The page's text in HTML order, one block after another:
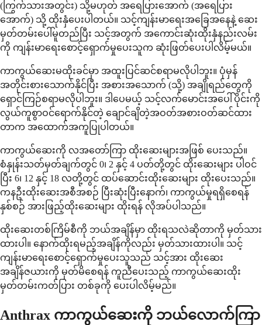
(ကြွက်သားအတွင်း) သို့မဟုတ် အရေပြားအောက် (အရေပြား
အောက်) သို့ ထိုးနှံပေးပါတယ်။ သင့်ကျန်းမာရေးအခြေအနေနဲ့ ဆေး
မှတ်တမ်းပေါ်မူတည်ပြီး သင့်အတွက် အကောင်းဆုံးထိုးနှံနည်းလမ်း
ကို ကျန်းမာရေးစောင့်ရှောက်မှုပေးသူက ဆုံးဖြတ်ပေးပါလိမ့်မယ်။
ကာကွယ်ဆေးမထိုးခင်မှာ အထူးပြင်ဆင်စရာမလိုပါဘူး။ ပုံမှန်
အတိုင်းစားသောက်နိုင်ပြီး အစားအသောက် (သို့) အချိုရည်တွေကို
ရှောင်ကြဉ်စရာမလိုပါဘူး။ ဒါပေမယ့် သင့်လက်မောင်းအပေါ်ပိုင်းကို
လွယ်ကူစွာဝင်ရောက်နိုင်တဲ့ ချောင်ချိတဲ့အဝတ်အစားဝတ်ဆင်ထား
တာက အထောက်အကူပြုပါတယ်။
ကာကွယ်ဆေးကို လအတော်ကြာ ထိုးဆေးများအဖြစ် ပေးသည်။
စံနှုန်းသတ်မှတ်ချက်တွင် 0၊ 2 နှင့် 4 ပတ်တို့တွင် ထိုးဆေးများ ပါဝင်
ပြီး 6၊ 12 နှင့် 18 လတို့တွင် ထပ်ဆောင်းထိုးဆေးများ ထိုးပေးသည်။
ကနဦးထိုးဆေးအစီအစဉ် ပြီးဆုံးပြီးနောက်၊ ကာကွယ်မှုရရှိစေရန်
နှစ်စဉ် အားဖြည့်ထိုးဆေးများ ထိုးရန် လိုအပ်ပါသည်။
ထိုးဆေးတစ်ကြိမ်စီကို ဘယ်အချိန်မှာ ထိုးရသလဲဆိုတာကို မှတ်သား
ထားပါ။ နောက်ထိုးရမည့်အချိန်ကိုလည်း မှတ်သားထားပါ။ သင့်
ကျန်းမာရေးစောင့်ရှောက်မှုပေးသူသည် သင့်အား ထိုးဆေး
အချိန်ဇယားကို မှတ်မိစေရန် ကူညီပေးသည့် ကာကွယ်ဆေးထိုး
မှတ်တမ်းကတ်ပြား တစ်ခုကို ပေးပါလိမ့်မည်။
Anthrax ကာကွယ်ဆေးကို ဘယ်လောက်ကြာ